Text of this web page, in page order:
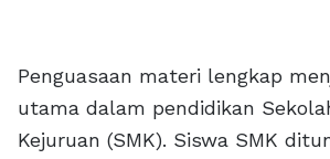
Penguasaan materi lengkap
utama dalam pendidikan
Kejuruan (SMK). Siswa SMK